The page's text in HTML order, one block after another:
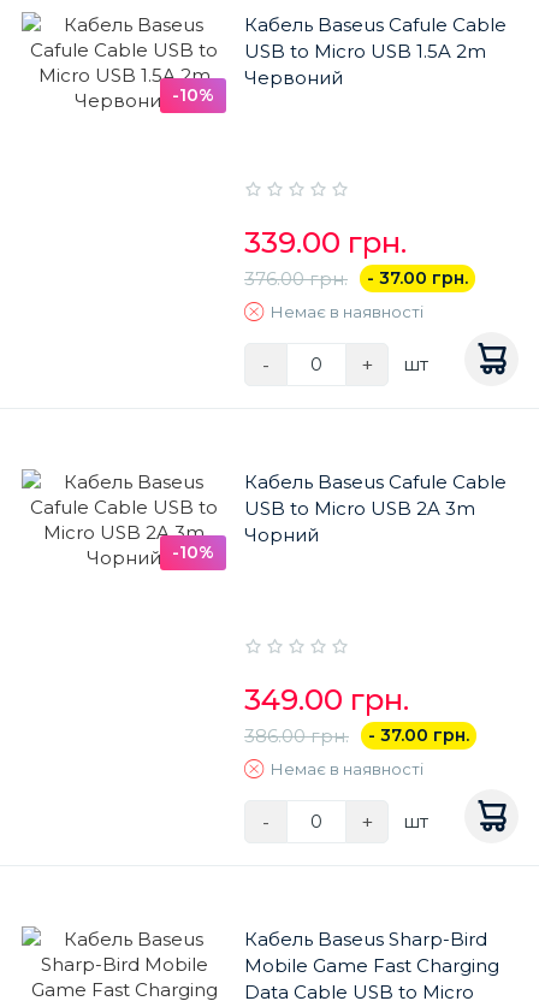
-10%
Кабель Baseus Cafule Cable
USB to Micro USB 1.5A 2m
Червоний
339.00 грн.
376.00 грн. - 37.00 грн.
Немає в наявності
- + шт
-10%
Кабель Baseus Cafule Cable
USB to Micro USB 2A 3m
Чорний
349.00 грн.
386.00 грн. - 37.00 грн.
Немає в наявності
- + шт
Кабель Baseus Sharp-Bird
Mobile Game Fast Charging
Data Cable USB to Micro